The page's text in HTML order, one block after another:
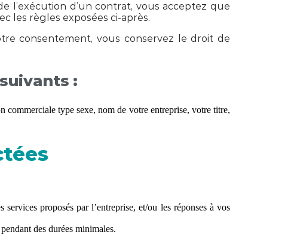
l’exécution d’un contrat, vous acceptez que
les règles exposées ci-après.
consentement, vous conservez le droit de
:
commerciale type sexe, nom de votre entreprise, votre titre,
proposés par l’entreprise, et/ou les réponses à vos
des durées minimales.